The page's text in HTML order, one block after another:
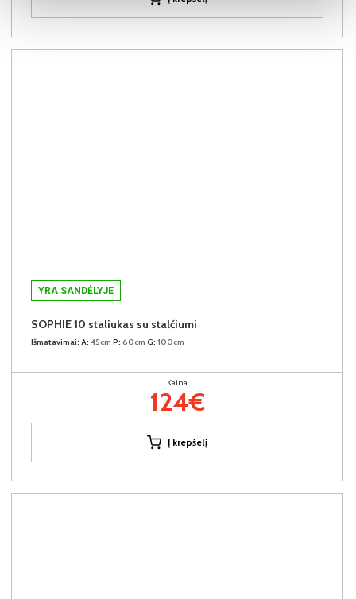
YRA SANDĖLYJE
SOPHIE 10 staliukas su stalčiumi
Išmatavimai: A: 45cm P: 60cm G: 100cm
Kaina:
124€
Į krepšelį